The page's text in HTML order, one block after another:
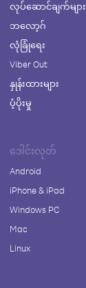
လုပ်ဆောင်ချက်များ
ဘလော့ဂ်
လုံခြုံရေး
Viber Out
နှုန်းထားများ
ပံ့ပိုးမှု
ဒေါင်းလုတ်
Android
iPhone & iPad
Windows PC
Mac
Linux